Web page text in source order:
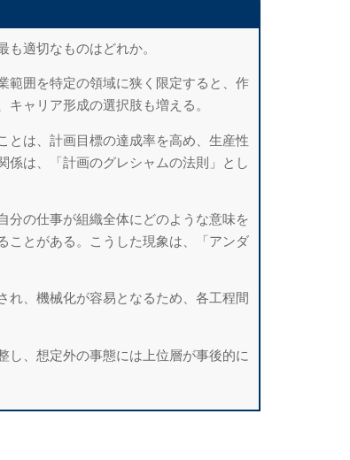
適切なものはどれか。
囲を特定の領域に狭く限定すると、作
ャリア形成の選択肢も増える。
は、計画目標の達成率を高め、生産性
係は、「計画のグレシャムの法則」とし
の仕事が組織全体にどのような意味を
ことがある。こうした現象は、「アンダ
、機械化が容易となるため、各工程間
、想定外の事態には上位層が事後的に